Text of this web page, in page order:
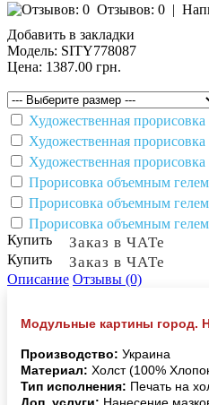
Отзывов: 0 |
Добавить в закладки
Модель: SITY778087
Цена: 1387.00 грн.
Художественная прорисовка
Художественная прорисовка
Художественная прорисовка
Прорисовка объемным гелем
Прорисовка объемным гелем
Прорисовка объемным гелем
Купить
Заказ в ЧАТе
Купить Заказ в ЧАТе
Описание Отзывы (0)
Модульные картины город.
Производство: Украина
Материал: Холст (100%
Тип исполнения: Печать на